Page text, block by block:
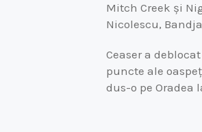
Mitch Creek și
Nicolescu,
Ceaser a
puncte ale
dus-o pe Oradea